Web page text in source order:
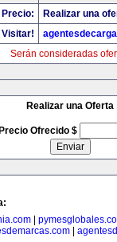
Precio:
Realizar una
Visitar!
Serán consideradas
Realizar una Oferta
Precio Ofrecido $
|